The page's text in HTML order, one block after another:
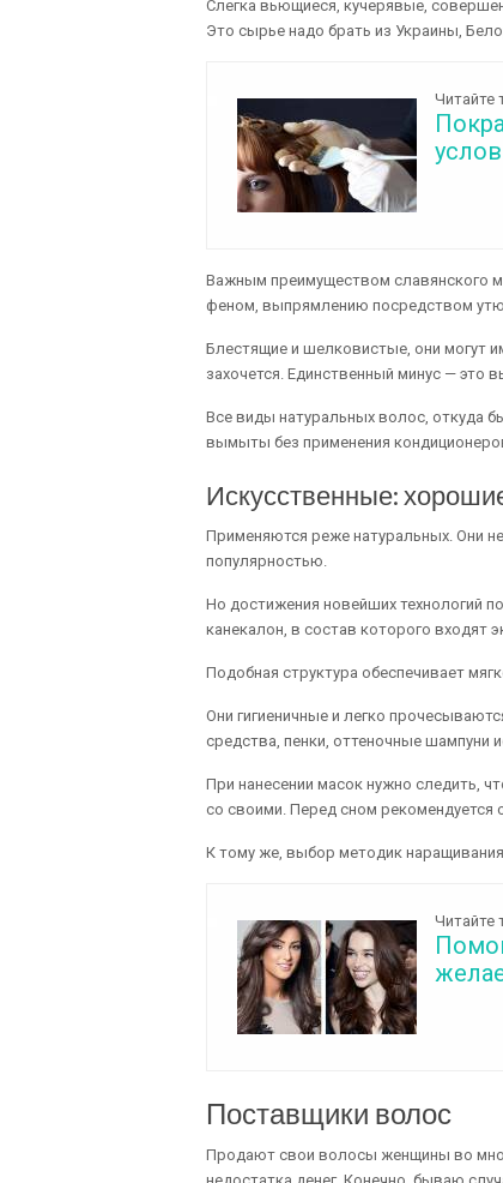
Слегка вьющиеся, кучерявые,
Это сырье надо брать из Украины,
Читайте
Важным преимуществом славянского
феном, выпрямлению посредством
Блестящие и шелковистые, они могут
захочется. Единственный минус — это
Все виды натуральных волос, откуда
вымыты без применения
Искусственные:
Применяются реже натуральных. Они
популярностью.
Но достижения новейших технологий
канекалон, в состав которого входят
Подобная структура обеспечивает
Они гигиеничные и легко
средства, пенки, оттеночные шампуни
При нанесении масок нужно следить,
со своими. Перед сном рекомендуется
К тому же, выбор методик
Читайте
Поставщики волос
Продают свои волосы женщины во